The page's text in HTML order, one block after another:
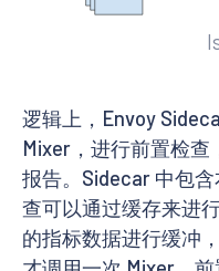
逻辑上，Envoy
Mixer，进行前置检
报告。Sidecar 中包
查可以通过缓存来进
的指标数据进行缓冲